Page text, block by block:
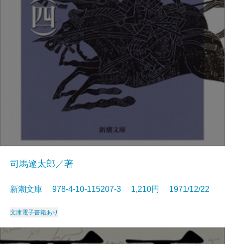
司馬遼太郎／著
新潮文庫 978-4-10-115207-3 1,210円 1971/12/22
文庫電子書籍あり